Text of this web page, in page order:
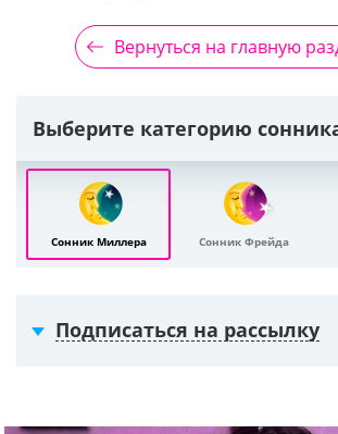
Вернуться на главную
Выберите категорию
Сонник Миллера Сонник Фрейда
Подписаться на рассылку